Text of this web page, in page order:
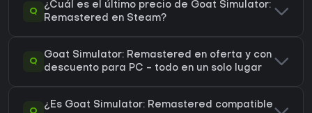
Q
¿Cuál es el último precio de Goat Simulator:
Remastered en Steam?
Q
Goat Simulator: Remastered en oferta y con
descuento para PC - todo en un solo lugar
¿Es Goat Simulator: Remastered compatible